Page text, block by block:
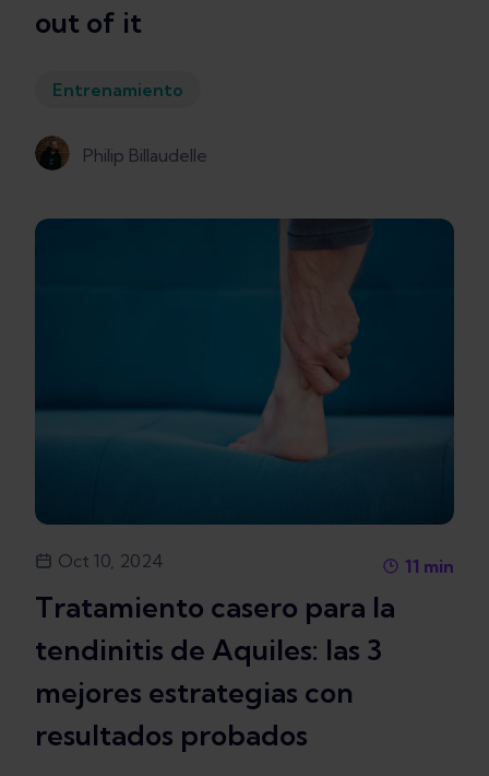
out of it
Entrenamiento
Philip Billaudelle
Oct 10, 2024 11 min
Tratamiento casero para la
tendinitis de Aquiles: las 3
mejores estrategias con
resultados probados